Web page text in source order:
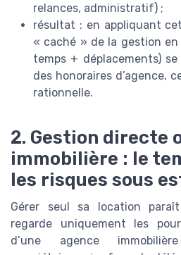
relances, administratif) ;
résultat : en appliquant
« caché » de la gestion
temps + déplacements)
des honoraires d’agence,
rationnelle.
2. Gestion directe
immobilière : le
les risques sous
Gérer seul sa location
regarde uniquement les
d’une agence